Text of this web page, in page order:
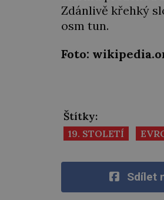
Zdánlivě křehký
osm tun.
Foto:
Štítky:
19. STOLETÍ
Sdílet